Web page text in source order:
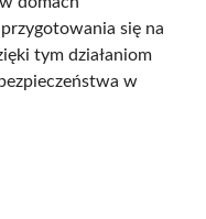
się na
tym działaniom
w